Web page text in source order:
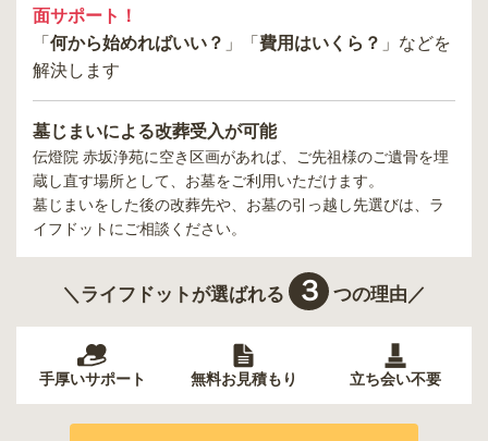
面サポート！
「 何から始めればいい？ 」「 費用はいくら？ 」などを
解決します
墓じまいによる改葬受入が可能
伝燈院 赤坂浄苑に空き区画があれば、ご先祖様のご遺骨を埋
蔵し直す場所として、お墓をご利用いただけます。
墓じまいをした後の改葬先や、お墓の引っ越し先選びは、ラ
イフドットにご相談ください。
＼ライフドットが選ばれる ３ つの理由／
手厚いサポート 無料お見積もり 立ち会い不要